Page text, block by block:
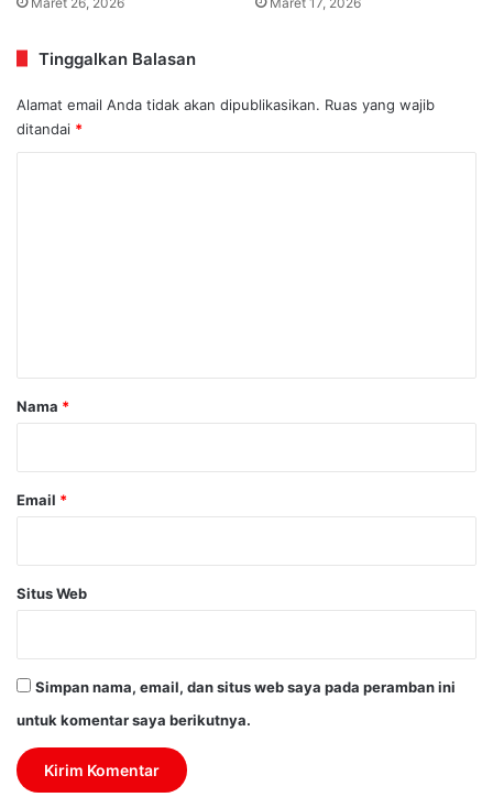
Tinggalkan Balasan
Alamat email Anda tidak akan dipublikasikan. Ruas yang wajib
ditandai *
rNama *
Email *
Situs Web
Simpan nama, email, dan situs web saya pada peramban ini
untuk komentar saya berikutnya.